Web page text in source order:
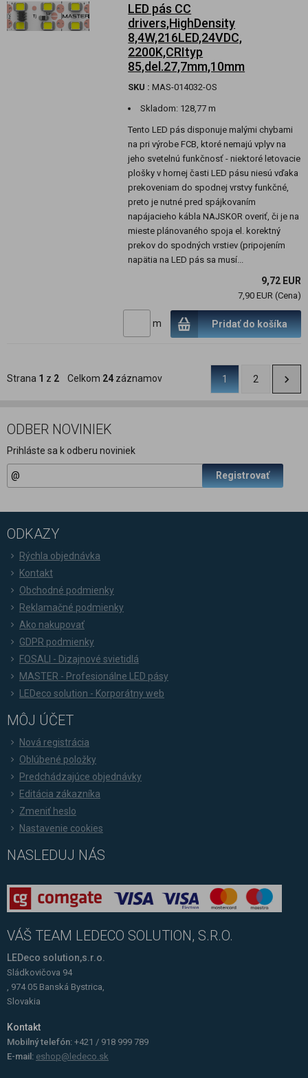
LED pás CC
drivers,HighDensity
8,4W,216LED,24VDC,
2200K,CRItyp
85,del.27,7mm,10mm
SKU : MAS-014032-OS
Skladom: 128,77 m
Tento LED pás disponuje malými chybami
na pri výrobe FCB, ktoré nemajú vplyv na
jeho svetelnú funkčnosť - niektoré letovacie
plošky v hornej časti LED pásu niesú vďaka
prekoveniam do spodnej vrstvy funkčné,
preto je nutné pred spájkovaním
napájacieho kábla NAJSKOR overiť, či je na
mieste plánovaného spoja el. korektný
prekov do spodných vrstiev (pripojením
napätia na LED pás sa musí...
9,72 EUR
7,90 EUR (Cena)
m Pridať do košíka
Strana 1 z 2 Celkom 24 záznamov 1 2
ODBER NOVINIEK
Prihláste sa k odberu noviniek
Registrovať
ODKAZY
Rýchla objednávka
Kontakt
Obchodné podmienky
Reklamačné podmienky
Ako nakupovať
GDPR podmienky
FOSALI - Dizajnové svietidlá
MASTER - Profesionálne LED pásy
LEDeco solution - Korporátny web
MÔJ ÚČET
Nová registrácia
Oblúbené položky
Predchádzajúce objednávky
Editácia zákazníka
Zmeniť heslo
Nastavenie cookies
NASLEDUJ NÁS
VÁŠ TEAM LEDECO SOLUTION, S.R.O.
LEDeco solution,s.r.o.
Sládkovičova 94
, 974 05 Banská Bystrica,
Slovakia
Kontakt
Mobilný telefón: +421 / 918 999 789
E-mail: eshop@ledeco.sk